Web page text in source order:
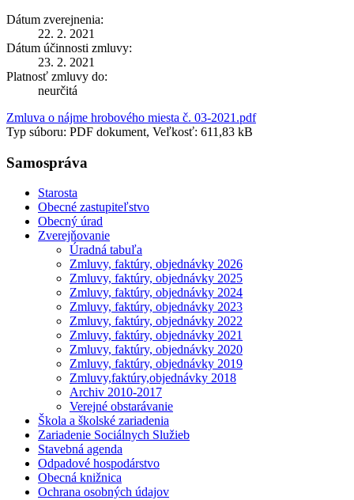
Dátum zverejnenia:
22. 2. 2021
Dátum účinnosti zmluvy:
23. 2. 2021
Platnosť zmluvy do:
neurčitá
Zmluva o nájme hrobového miesta č. 03-2021.pdf
Typ súboru: PDF dokument, Veľkosť: 611,83 kB
Samospráva
Starosta
Obecné zastupiteľstvo
Obecný úrad
Zverejňovanie
Úradná tabuľa
Zmluvy, faktúry, objednávky 2026
Zmluvy, faktúry, objednávky 2025
Zmluvy, faktúry, objednávky 2024
Zmluvy, faktúry, objednávky 2023
Zmluvy, faktúry, objednávky 2022
Zmluvy, faktúry, objednávky 2021
Zmluvy, faktúry, objednávky 2020
Zmluvy, faktúry, objednávky 2019
Zmluvy,faktúry,objednávky 2018
Archiv 2010-2017
Verejné obstarávanie
Škola a školské zariadenia
Zariadenie Sociálnych Služieb
Stavebná agenda
Odpadové hospodárstvo
Obecná knižnica
Ochrana osobných údajov